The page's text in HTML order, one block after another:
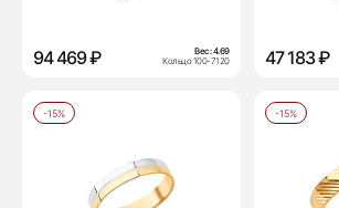
94 469 ₽ Вес:4.69
Кольцо 100-7120
47 183 ₽
-15% -15%